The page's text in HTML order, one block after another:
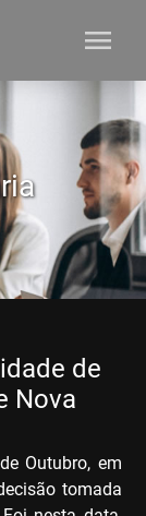
menu
de
Nova
Outubro, em
tomada